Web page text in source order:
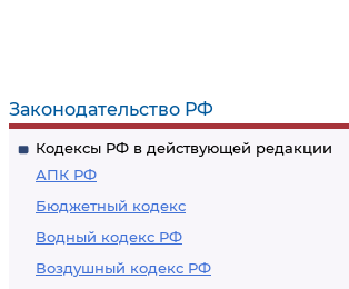
Законодательство РФ
Кодексы РФ в действующей редакции
АПК РФ
Бюджетный кодекс
Водный кодекс РФ
Воздушный кодекс РФ